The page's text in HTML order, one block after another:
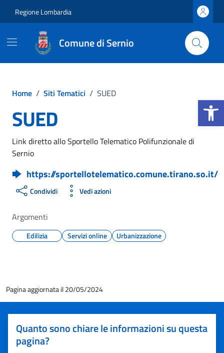
Apri la
Regione Lombardia
Comune di Sernio
Home / Siti Tematici / SUED
SUED
Link diretto allo Sportello Telematico Polifunzionale di
Sernio
https://sportellotelematico.comune.tirano.so.it/
Condividi Vedi azioni
Argomenti
Edilizia Servizi online Urbanizzazione
Pagina aggiornata il 20/05/2024
Quanto sono chiare le informazioni su questa
pagina?